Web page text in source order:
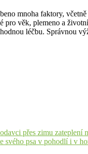
mnoha faktory,
věk, plemeno a
léčbu. Správnou
přes zimu zateplení
svého psa v pohodlí i v